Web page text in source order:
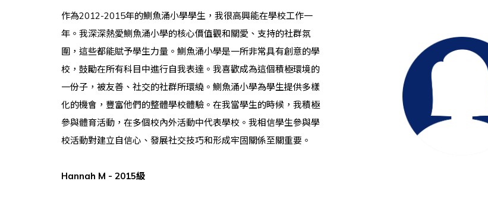
作為2012-2015年的鰂魚涌小學學生，我很高興能在學校工作一
年。我深深熱愛鰂魚涌小學的核心價值觀和關愛、支持的社群氛
圍，這些都能賦予學生力量。鰂魚涌小學是一所非常具有創意的學
校，鼓勵在所有科目中進行自我表達。我喜歡成為這個積極環境的
一份子，被友善、社交的社群所環繞。鰂魚涌小學為學生提供多樣
化的機會，豐富他們的整體學校體驗。在我當學生的時候，我積極
參與體育活動，在多個校內外活動中代表學校。我相信學生參與學
校活動對建立自信心、發展社交技巧和形成牢固關係至關重要。
Hannah M - 2015級